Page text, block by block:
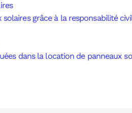
grâce à la responsabilité
dans la location de panneaux